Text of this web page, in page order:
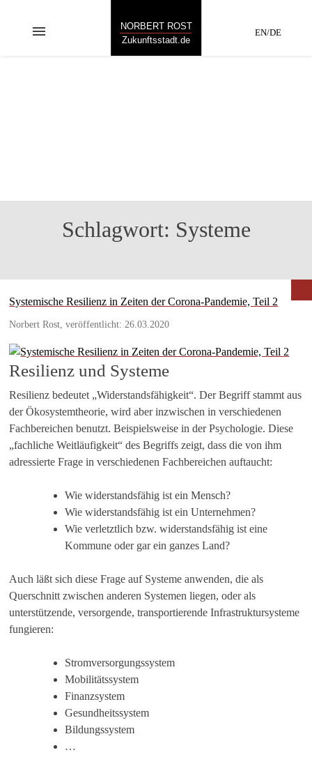
menu
Zukunftsstadt.de
NORBERT ROST
EN/DE
Schlagwort: Systeme
Systemische Resilienz in Zeiten der Corona-Pandemie, Teil 2
Norbert Rost, veröffentlicht: 26.03.2020
Resilienz und Systeme
Resilienz bedeutet „Widerstandsfähigkeit“. Der Begriff stammt aus
der Ökosystemtheorie, wird aber inzwischen in verschiedenen
Fachbereichen benutzt. Beispielsweise in der Psychologie. Diese
„fachliche Weitläufigkeit“ des Begriffs zeigt, dass die von ihm
adressierte Frage in verschiedenen Fachbereichen auftaucht:
Wie widerstandsfähig ist ein Mensch?
Wie widerstandsfähig ist ein Unternehmen?
Wie verletztlich bzw. widerstandsfähig ist eine
Kommune oder gar ein ganzes Land?
Auch läßt sich diese Frage auf Systeme anwenden, die als
Querschnitt zwischen anderen Systemen liegen, oder als
unterstützende, versorgende, transportierende Infrastruktursysteme
fungieren:
Stromversorgungssystem
Mobilitätssystem
Finanzsystem
Gesundheitssystem
Bildungssystem
…